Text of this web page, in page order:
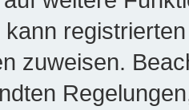
zuweisen.